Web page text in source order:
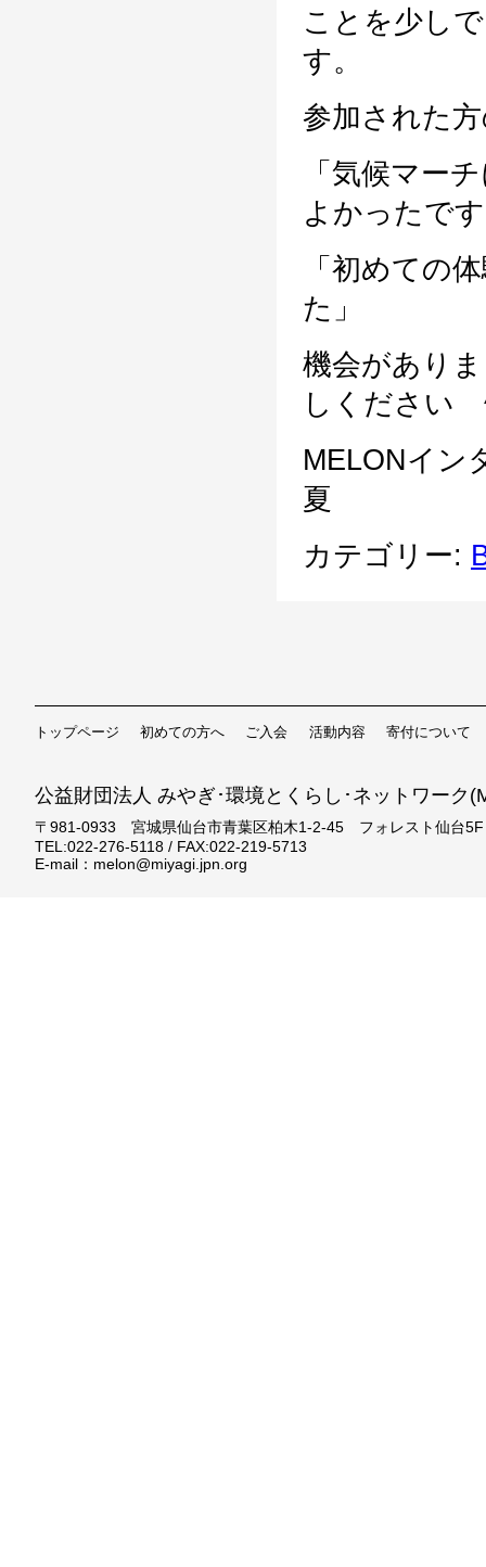
ことを少し
す。
参加された
「気候マー
よかったで
「初めての
た」
機会があり
しください
MELONイ
夏
カテゴリー:
トップページ 初めての方へ ご入会 活動内容 寄付について
公益財団法人 みやぎ･環境とくらし･ネットワーク
〒981-0933 宮城県仙台市青葉区柏木1-2-45 フォレスト仙台5F
TEL:022-276-5118 / FAX:022-219-5713
E-mail：melon@miyagi.jpn.org